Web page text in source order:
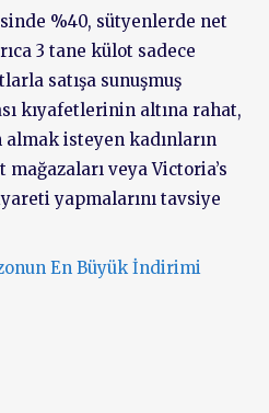
%40, sütyenlerde net
3 tane külot sadece
satışa sunuşmuş
kıyafetlerinin altına rahat,
isteyen kadınların
mağazaları veya Victoria’s
yapmalarını tavsiye